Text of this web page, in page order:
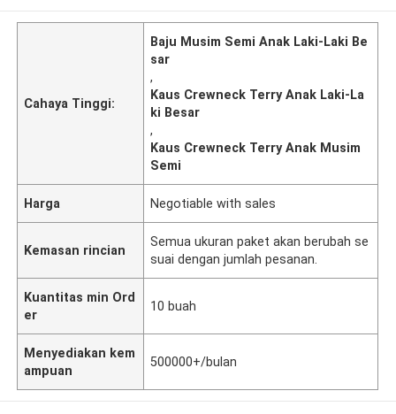
Cahaya Tinggi:
Baju Musim Semi Anak Laki-Laki Be
sar
,
Kaus Crewneck Terry Anak Laki-La
ki Besar
,
Kaus Crewneck Terry Anak Musim
Semi
Harga Negotiable with sales
Kemasan rincian
Semua ukuran paket akan berubah se
suai dengan jumlah pesanan.
Kuantitas min Ord
er
10 buah
Menyediakan kem
ampuan
500000+/bulan